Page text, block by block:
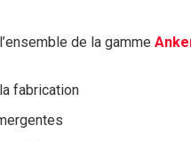
de la gamme
fabrication